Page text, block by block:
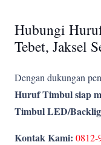
Hubungi
Tebet, Jaksel
Dengan dukungan
Huruf Timbul siap
Timbul LED/
Kontak Kami: 0812-